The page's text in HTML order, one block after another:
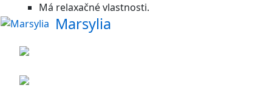
Má relaxačné vlastnosti.
Marsylia